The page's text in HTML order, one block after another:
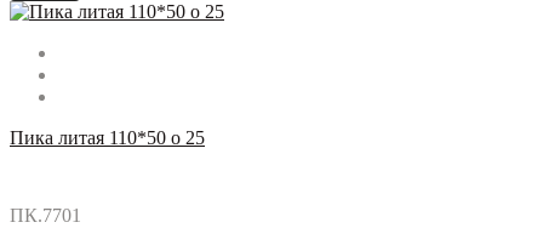
Пика литая 110*50 o 25
ПК.7701